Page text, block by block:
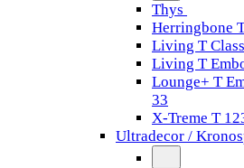
Thys
Herringbone
Living T
Living T
Lounge+ T
33
X-Treme T
Ultradecor /